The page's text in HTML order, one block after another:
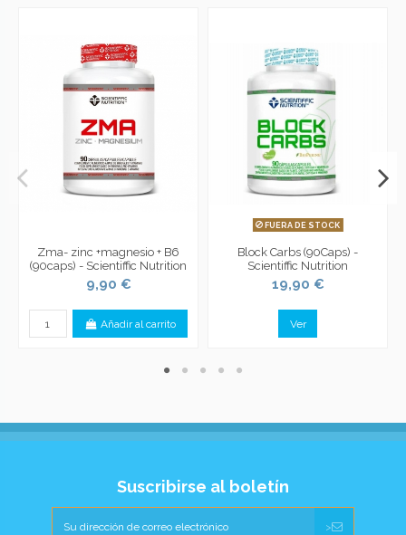
Zma- zinc +magnesio + B6
(90caps) - Scientiffic Nutrition
9,90 €
Añadir al carrito
FUERA DE STOCK
Block Carbs (90Caps) -
Scientiffic Nutrition
19,90 €
Ver
Suscribirse al boletín
>